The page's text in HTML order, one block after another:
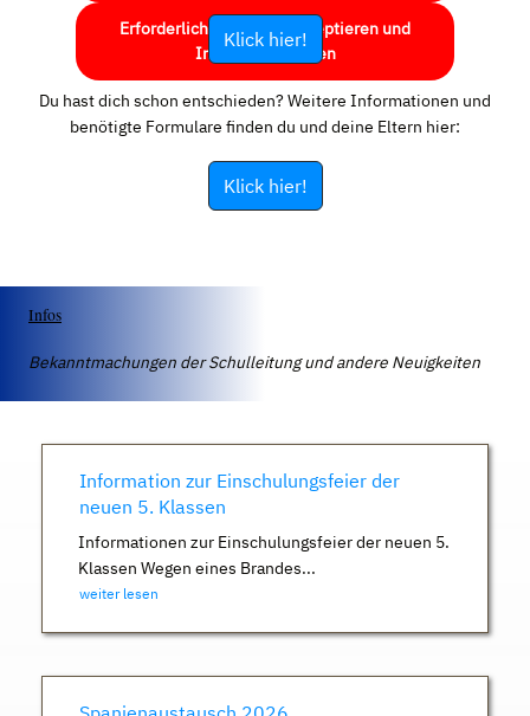
Erforderlichen Service akzeptieren und
Inhalte entsperren
Klick hier!
Du hast dich schon entschieden? Weitere Informationen und
benötigte Formulare finden du und deine Eltern hier:
Klick hier!
Infos
Bekanntmachungen der Schulleitung und andere Neuigkeiten
Information zur Einschulungsfeier der
neuen 5. Klassen
Informationen zur Einschulungsfeier der neuen 5.
Klassen Wegen eines Brandes...
weiter lesen